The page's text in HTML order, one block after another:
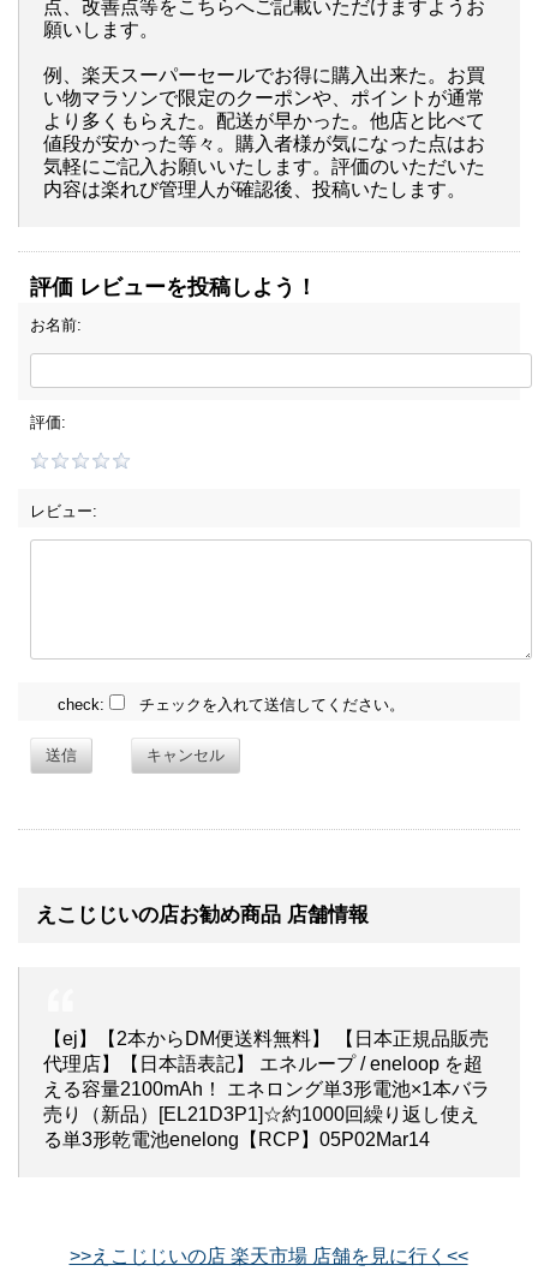
点、改善点等をこちらへご記載いただけますようお
願いします。
例、楽天スーパーセールでお得に購入出来た。お買
い物マラソンで限定のクーポンや、ポイントが通常
より多くもらえた。配送が早かった。他店と比べて
値段が安かった等々。購入者様が気になった点はお
気軽にご記入お願いいたします。評価のいただいた
内容は楽れび管理人が確認後、投稿いたします。
評価 レビューを投稿しよう！
お名前:
評価:
レビュー:
check: チェックを入れて送信してください。
送信 キャンセル
えこじじいの店お勧め商品 店舗情報
【ej】【2本からDM便送料無料】 【日本正規品販売
代理店】【日本語表記】 エネループ / eneloop を超
える容量2100mAh！ エネロング単3形電池×1本バラ
売り（新品）[EL21D3P1]☆約1000回繰り返し使え
る単3形乾電池enelong【RCP】05P02Mar14
>>えこじじいの店 楽天市場 店舗を見に行く<<